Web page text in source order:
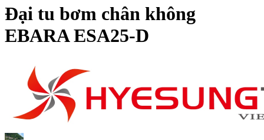
Đại tu bơm chân không
EBARA ESA25-D